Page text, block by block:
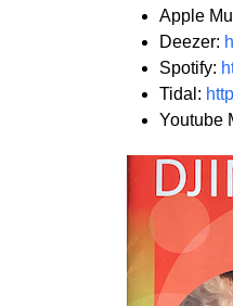
Apple
Deezer:
Spotify:
Tidal:
Youtube